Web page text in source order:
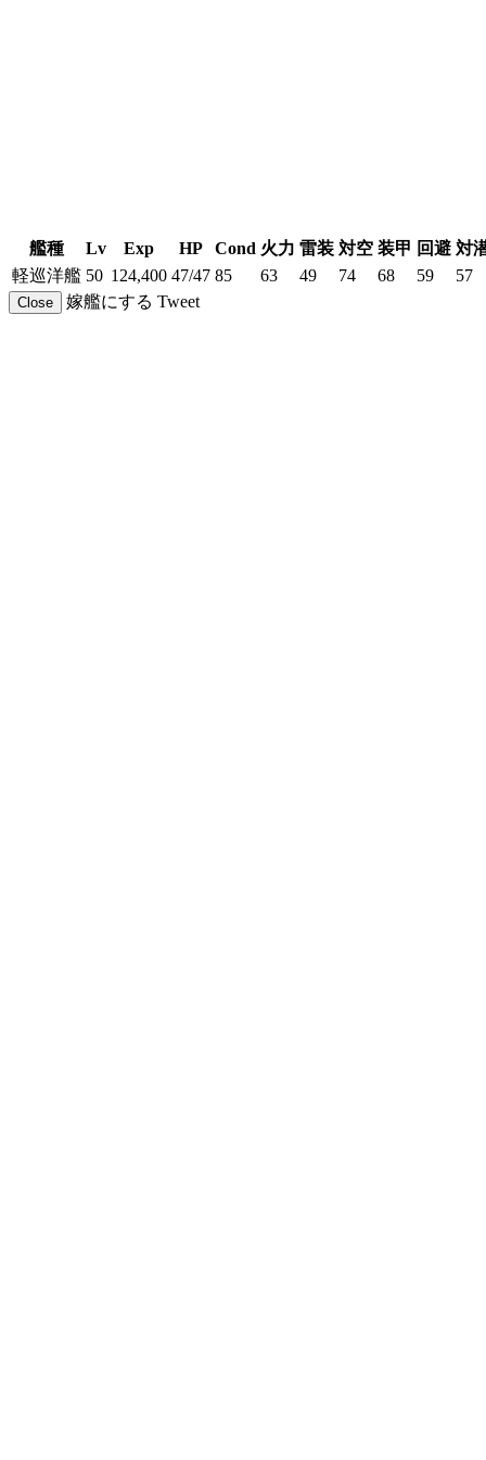
艦種 Lv Exp HP Cond 火力 雷装 対空 装甲 回避 対
軽巡洋艦 50 124,400 47/47 85 63 49 74 68 59 57
Close 嫁艦にする Tweet